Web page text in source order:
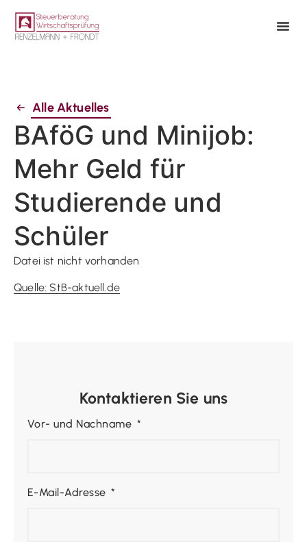
Alle Aktuelles
BAföG und Minijob:
Mehr Geld für
Studierende und
Schüler
Datei ist nicht vorhanden
Quelle: StB-aktuell.de
Kontaktieren Sie uns
Vor- und Nachname
E-Mail-Adresse